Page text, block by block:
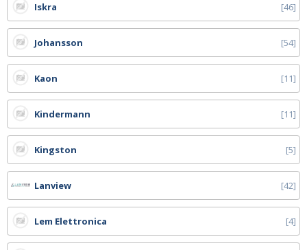
Iskra 46
Johansson 54
Kaon 11
Kindermann 11
Kingston 5
Lanview 42
Lem Elettronica 4